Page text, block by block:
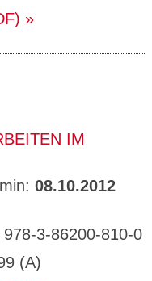
IM
08.10.2012
3-86200-810-0
(A)